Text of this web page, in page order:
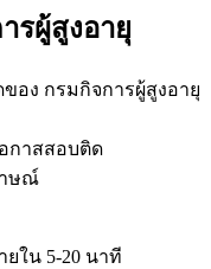
รผู้สูงอายุ
อง กรมกิจการผู้สูงอายุ
กาสสอบติด
าษณ์
ยใน 5-20 นาที